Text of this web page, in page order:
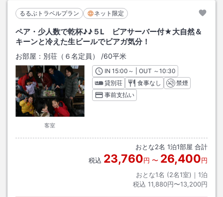
るるぶトラベルプラン ネット限定
ペア・少人数で乾杯♪♪５L ビアサーバー付★大自然＆
キーンと冷えた生ビールでビアガ気分！
お部屋： 別荘（６名定員） /60平米
客室
INチェックイン
15:00 ～ | OUT チェックアウト
～10:30
貸別荘
食事なし
禁煙
事前支払い
おとな2名 1泊1部屋 合計
税込 23,760円 〜 26,400円
おとな1名 (2名1室)｜ 1泊
税込 11,880円〜13,200円